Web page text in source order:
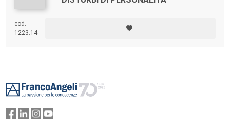
cod.
1223.14